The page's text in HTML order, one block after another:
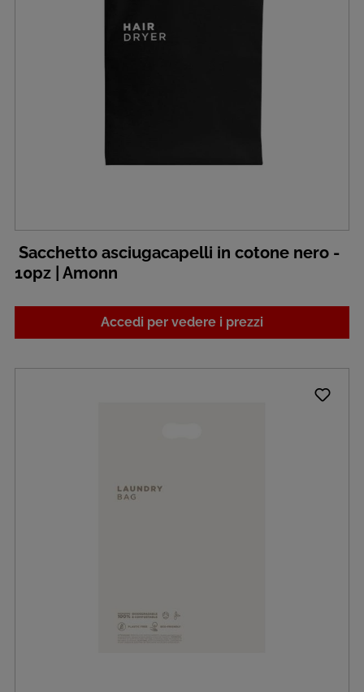
Sacchetto asciugacapelli in cotone nero -
10pz | Amonn
Accedi per vedere i prezzi